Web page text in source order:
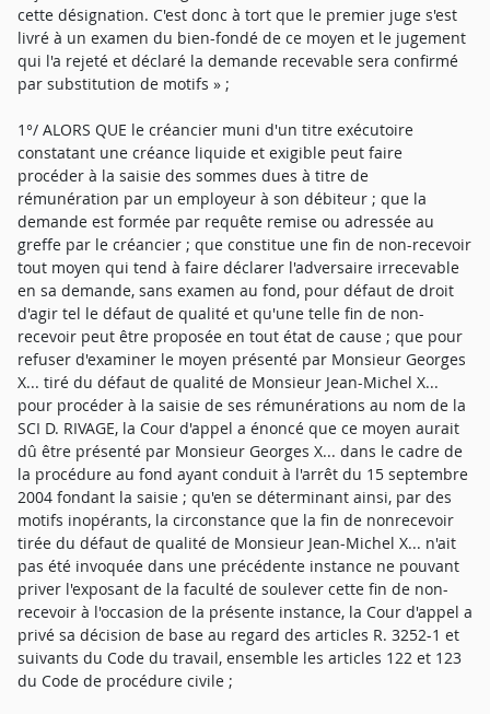
cette désignation. C'est donc à tort que le premier juge s'est
livré à un examen du bien-fondé de ce moyen et le jugement
qui l'a rejeté et déclaré la demande recevable sera confirmé
par substitution de motifs » ;
1°/ ALORS QUE le créancier muni d'un titre exécutoire
constatant une créance liquide et exigible peut faire
procéder à la saisie des sommes dues à titre de
rémunération par un employeur à son débiteur ; que la
demande est formée par requête remise ou adressée au
greffe par le créancier ; que constitue une fin de non-recevoir
tout moyen qui tend à faire déclarer l'adversaire irrecevable
en sa demande, sans examen au fond, pour défaut de droit
d'agir tel le défaut de qualité et qu'une telle fin de non-
recevoir peut être proposée en tout état de cause ; que pour
refuser d'examiner le moyen présenté par Monsieur Georges
X... tiré du défaut de qualité de Monsieur Jean-Michel X...
pour procéder à la saisie de ses rémunérations au nom de la
SCI D. RIVAGE, la Cour d'appel a énoncé que ce moyen aurait
dû être présenté par Monsieur Georges X... dans le cadre de
la procédure au fond ayant conduit à l'arrêt du 15 septembre
2004 fondant la saisie ; qu'en se déterminant ainsi, par des
motifs inopérants, la circonstance que la fin de nonrecevoir
tirée du défaut de qualité de Monsieur Jean-Michel X... n'ait
pas été invoquée dans une précédente instance ne pouvant
priver l'exposant de la faculté de soulever cette fin de non-
recevoir à l'occasion de la présente instance, la Cour d'appel a
privé sa décision de base au regard des articles R. 3252-1 et
suivants du Code du travail, ensemble les articles 122 et 123
du Code de procédure civile ;